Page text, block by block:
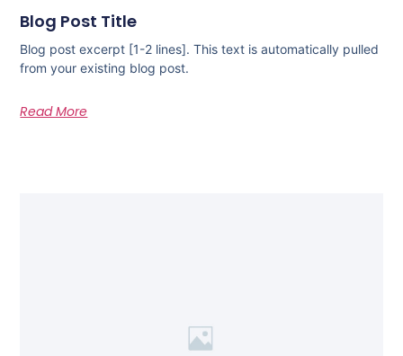
Blog Post Title
Blog post excerpt [1-2 lines]. This text is automatically pulled
from your existing blog post.
Read More